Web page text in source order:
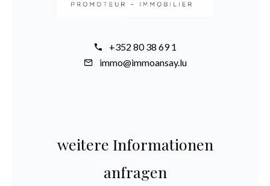
+352 80 38 69 1
immo@immoansay.lu
weitere Informationen
anfragen